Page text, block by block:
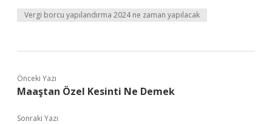
Vergi borcu yapılandırma 2024 ne zaman yapılacak
Önceki Yazı
Maaştan Özel Kesinti Ne Demek
Sonraki Yazı